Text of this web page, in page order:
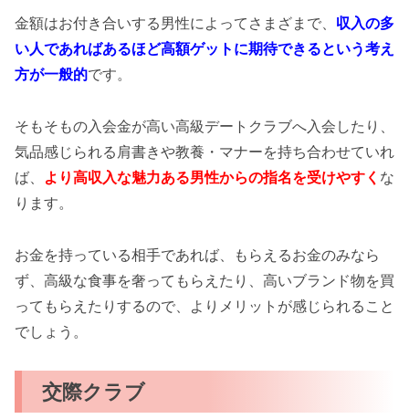
金額はお付き合いする男性によってさまざまで、 収入の多
い人であればあるほど高額ゲットに期待できるという考え
方が一般的です。
そもそもの入会金が高い高級デートクラブへ入会したり、
気品感じられる肩書きや教養・マナーを持ち合わせていれ
ば、 より高収入な魅力ある男性からの指名を受けやすく な
ります。
お金を持っている相手であれば、もらえるお金のみなら
ず、高級な食事を奢ってもらえたり、高いブランド物を買
ってもらえたりするので、よりメリットが感じられること
でしょう。
交際クラブ